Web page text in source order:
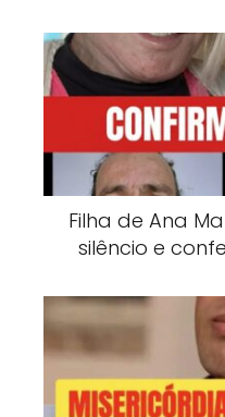
Filha de Ana
silêncio e